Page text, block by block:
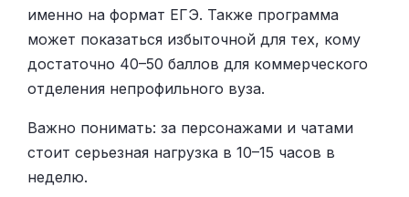
именно на формат ЕГЭ. Также программа
может показаться избыточной для тех, кому
достаточно 40–50 баллов для коммерческого
отделения непрофильного вуза.
Важно понимать: за персонажами и чатами
стоит серьезная нагрузка в 10–15 часов в
неделю.